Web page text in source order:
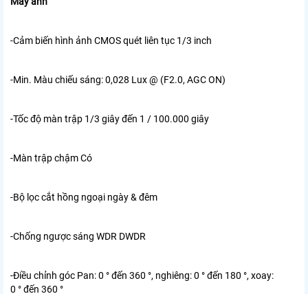
-Cảm biến hình ảnh CMOS quét liên tục 1/3 inch
-Min. Màu chiếu sáng: 0,028 Lux @ (F2.0, AGC ON)
-Tốc độ màn trập 1/3 giây đến 1 / 100.000 giây
-Màn trập chậm Có
-Bộ lọc cắt hồng ngoại ngày & đêm
-Chống ngược sáng WDR DWDR
-Điều chỉnh góc Pan: 0 ° đến 360 °, nghiêng: 0 ° đến 180 °, xoay:
0 ° đến 360 °